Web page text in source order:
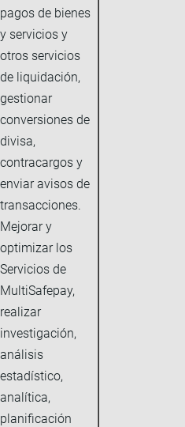
pagos de bienes
y servicios y
otros servicios
de liquidación,
gestionar
conversiones de
divisa,
contracargos y
enviar avisos de
transacciones.
Mejorar y
optimizar los
Servicios de
MultiSafepay,
realizar
investigación,
análisis
estadístico,
analítica,
planificación